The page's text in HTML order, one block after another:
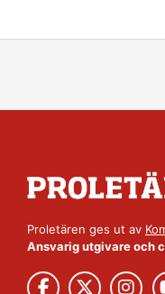
Proletären ges ut av
Ansvarig utgivare och